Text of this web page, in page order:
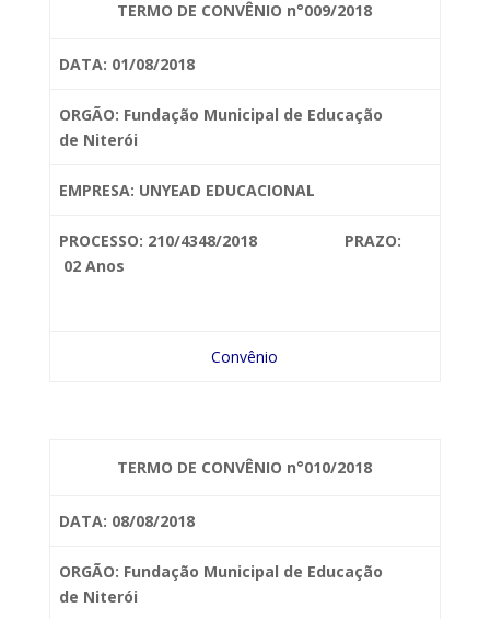
TERMO DE CONVÊNIO n°009/2018
DATA: 01/08/2018
ORGÃO: Fundação Municipal de Educação
de Niterói
EMPRESA: UNYEAD EDUCACIONAL
PROCESSO: 210/4348/2018 PRAZO:
02 Anos
Convênio
TERMO DE CONVÊNIO n°010/2018
DATA: 08/08/2018
ORGÃO: Fundação Municipal de Educação
de Niterói